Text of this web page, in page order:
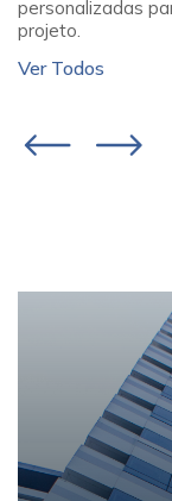
personalizadas
projeto.
Ver Todos